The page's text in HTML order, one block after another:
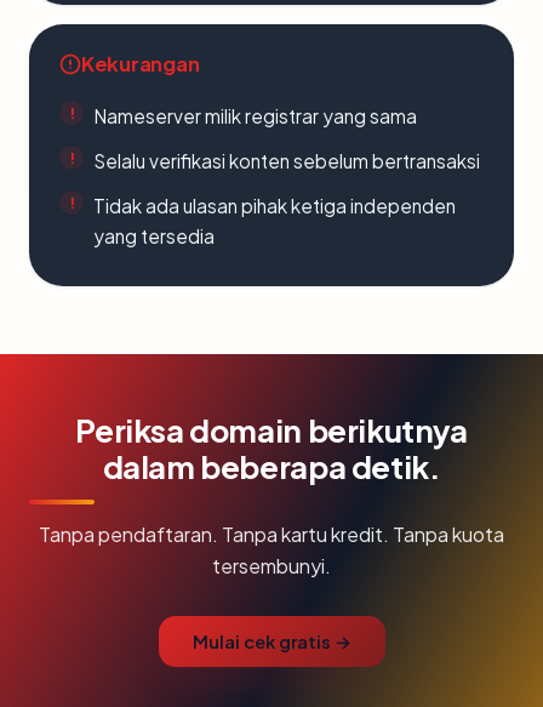
Kekurangan
Nameserver milik registrar yang sama
Selalu verifikasi konten sebelum bertransaksi
Tidak ada ulasan pihak ketiga independen
yang tersedia
Periksa domain berikutnya
dalam beberapa detik.
Tanpa pendaftaran. Tanpa kartu kredit. Tanpa kuota
tersembunyi.
Mulai cek gratis →